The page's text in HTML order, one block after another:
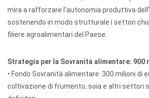
mira a rafforzare l’autonomia produttiva
sostenendo in modo strutturale i settori
filiere agroalimentari del Paese.
Strategia per la Sovranità alimentare: 900
•⁠ ⁠Fondo Sovranità alimentare: 300 milioni di
coltivazione di frumento, soia e altri settori